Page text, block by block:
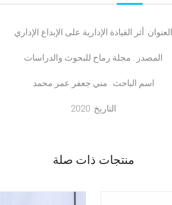
العنوان: أثر القيادة الإدارية على الإبداع الإداري
المصدر : مجلة رماح للبحوث والدراسات
اسم الباحث : مني جعفر عمر محمد
التاريخ: 2020
منتجات ذات صلة